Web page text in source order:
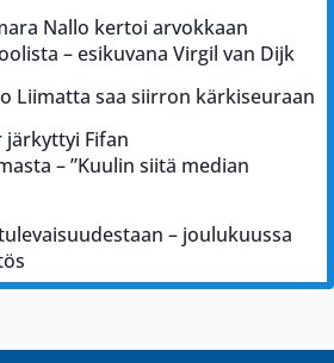
Nallo kertoi arvokkaan
– esikuvana Virgil van Dijk
Liimatta saa siirron kärkiseuraan
järkyttyi Fifan
– ”Kuulin siitä median
– joulukuussa